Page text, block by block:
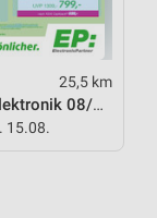
25,5 km
Haushaltselektronik 08/2026
15.08.